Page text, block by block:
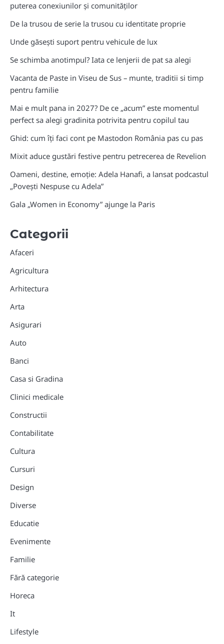
puterea conexiunilor și comunităților
De la trusou de serie la trusou cu identitate proprie
Unde găsești suport pentru vehicule de lux
Se schimba anotimpul? Iata ce lenjerii de pat sa alegi
Vacanta de Paste in Viseu de Sus – munte, traditii si timp
pentru familie
Mai e mult pana in 2027? De ce „acum” este momentul
perfect sa alegi gradinita potrivita pentru copilul tau
Ghid: cum îți faci cont pe Mastodon România pas cu pas
Mixit aduce gustări festive pentru petrecerea de Revelion
Oameni, destine, emoție: Adela Hanafi, a lansat podcastul
„Povești Nespuse cu Adela”
Gala „Women in Economy” ajunge la Paris
Categorii
Afaceri
Agricultura
Arhitectura
Arta
Asigurari
Auto
Banci
Casa si Gradina
Clinici medicale
Constructii
Contabilitate
Cultura
Cursuri
Design
Diverse
Educatie
Evenimente
Familie
Fără categorie
Horeca
It
Lifestyle